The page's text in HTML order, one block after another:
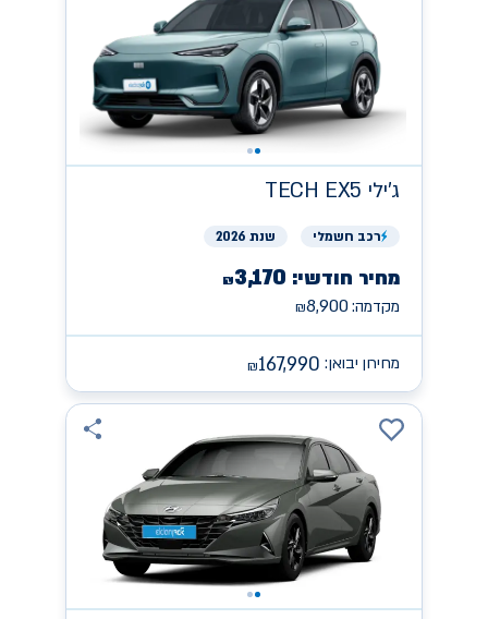
ג'ילי TECH EX5
רכב חשמלי שנת 2026
מחיר חודשי: ₪3,170
מקדמה: ₪8,900
מחירון יבואן: ₪167,990